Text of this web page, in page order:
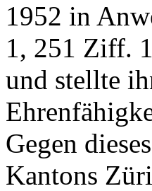
1952 in
1, 251 Ziff.
und stellte
Gegen
Kantons